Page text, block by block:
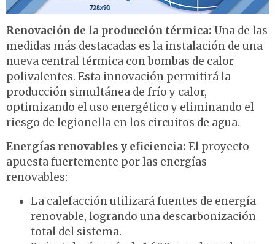
Renovación de la producción térmica: Una de las
medidas más destacadas es la instalación de una
nueva central térmica con bombas de calor
polivalentes. Esta innovación permitirá la
producción simultánea de frío y calor,
optimizando el uso energético y eliminando el
riesgo de legionella en los circuitos de agua.
Energías renovables y eficiencia: El proyecto
apuesta fuertemente por las energías
renovables:
La calefacción utilizará fuentes de energía
renovable, logrando una descarbonización
total del sistema.